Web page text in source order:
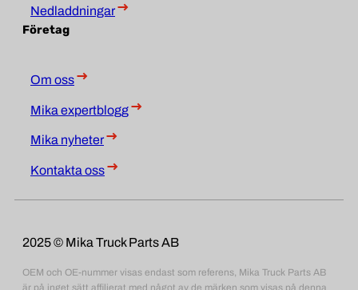
Nedladdningar
Företag
Om oss
Mika expertblogg
Mika nyheter
Kontakta oss
2025 © Mika Truck Parts AB
OEM och OE-nummer visas endast som referens, Mika Truck Parts AB
är på inget sätt affilierat med något av de märken som visas på denna